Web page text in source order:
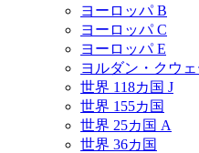
ヨーロッパ B
ヨーロッパ C
ヨーロッパ E
ヨルダン・クウ
世界 118カ国 J
世界 155カ国
世界 25カ国 A
世界 36カ国